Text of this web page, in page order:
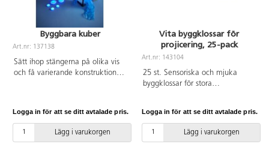
Byggbara kuber
Art.nr: 137138
Sätt ihop stängerna på olika vis
och få varierande konstruktioner
lys på den med Barnens projektor
för att skapa mönster och
skuggor. Lägg till material som
Logga in för att se ditt avtalade pris.
Lägg i varukorgen
Vita byggklossar för
projicering, 25-pack
Art.nr: 143104
25 st. Sensoriska och mjuka
byggklossar för stora
bilder på, t.ex. en trädstam, berg
eller gröna kullar. Passar både
inomhus och utomhus. Av EVA-
Logga in för att se ditt avtalade pris.
Lägg i varukorgen